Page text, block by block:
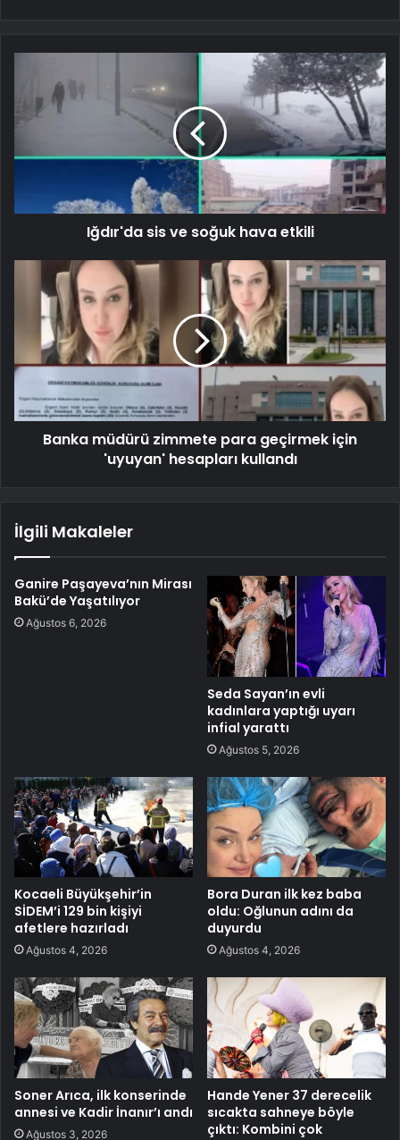
Iğdır'da sis ve soğuk hava etkili
Banka müdürü zimmete para geçirmek için
'uyuyan' hesapları kullandı
İlgili Makaleler
Ganire Paşayeva’nın Mirası
Bakü’de Yaşatılıyor
Ağustos 6, 2026
Seda Sayan’ın evli
kadınlara yaptığı uyarı
infial yarattı
Ağustos 5, 2026
Kocaeli Büyükşehir’in
SİDEM’i 129 bin kişiyi
afetlere hazırladı
Ağustos 4, 2026
Bora Duran ilk kez baba
oldu: Oğlunun adını da
duyurdu
Ağustos 4, 2026
Soner Arıca, ilk konserinde
annesi ve Kadir İnanır’ı andı
Ağustos 3, 2026
Hande Yener 37 derecelik
sıcakta sahneye böyle
çıktı: Kombini çok